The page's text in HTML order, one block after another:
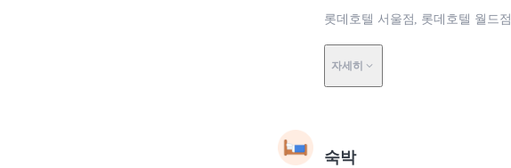
롯데호텔 서울점, 롯데호텔 월드
자세히
숙박